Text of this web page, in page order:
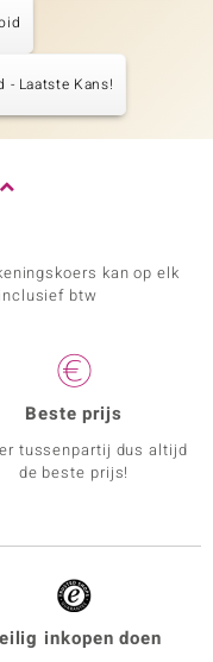
- Laatste Kans!
kan op elk
btw
Beste prijs
tussenpartij dus altijd
de beste prijs!
inkopen doen